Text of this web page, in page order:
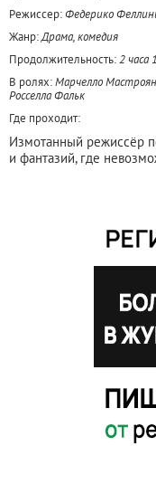
Режиссер:Федерико
Жанр:Драма, комедия
Продолжительность:2 часа
В ролях:Марчелло
Росселла Фальк
Где проходит:
Измотанный режиссёр
и фантазий, где